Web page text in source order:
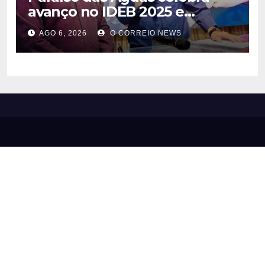
avanço no IDEB 2025 e
reforça compromisso com
uma educação pública de
qualidade
AGO 6, 2026 O CORREIO NEWS